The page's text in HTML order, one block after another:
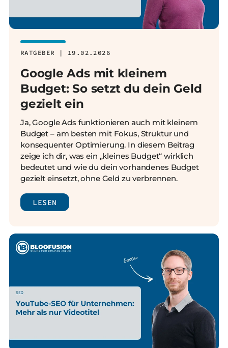
RATGEBER | 19.02.2026
Google Ads mit kleinem
Budget: So setzt du dein Geld
gezielt ein
Ja, Google Ads funktionieren auch mit kleinem
Budget – am besten mit Fokus, Struktur und
konsequenter Optimierung. In diesem Beitrag
zeige ich dir, was ein „kleines Budget“ wirklich
bedeutet und wie du dein vorhandenes Budget
gezielt einsetzt, ohne Geld zu verbrennen.
LESEN